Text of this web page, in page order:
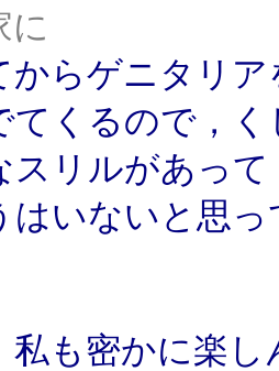
に
からゲニタリ
てくるので，
スリルがあっ
はいないと思
私も密かに楽